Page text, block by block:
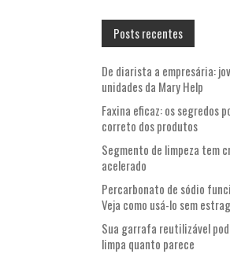
Posts recentes
De diarista a empresária:
unidades da Mary Help
Faxina eficaz: os segredos
correto dos produtos
Segmento de limpeza tem
acelerado
Percarbonato de sódio
Veja como usá-lo sem
Sua garrafa reutilizável
limpa quanto parece